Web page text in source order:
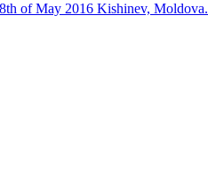
of May 2016 Kishinev, Moldova.